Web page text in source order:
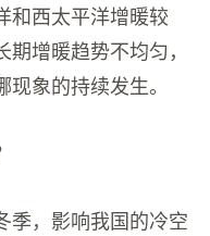
和西太平洋增暖较
增暖趋势不均匀，
象的持续发生。
季，影响我国的冷空